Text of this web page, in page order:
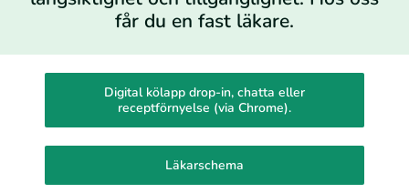
får du en fast läkare.
Digital kölapp drop-in, chatta eller
receptförnyelse (via Chrome).
Läkarschema